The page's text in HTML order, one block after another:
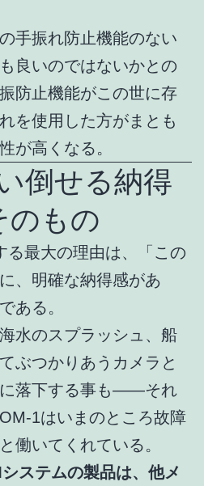
手振れ防止機能のない
良いのではないかとの
防止機能がこの世に存
を使用した方がまとも
が高くなる。
倒せる納得
のもの
る最大の理由は、「この
、明確な納得感があ
ある。
水のスプラッシュ、船
ぶつかりあうカメラと
に落下する事も——それ
1はいまのところ故障
働いてくれている。
ステムの製品は、他メ